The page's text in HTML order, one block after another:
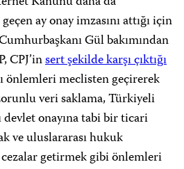
ay onay imzasını attığı için
Gül bakımından
CPJ’insert şekilde karşı çıktığı
önlemleri meclisten geçirerek
veri saklama, Türkiyeli
devlet onayına tabi bir ticari
ve uluslararası hukuk
getirmek gibi önlemleri